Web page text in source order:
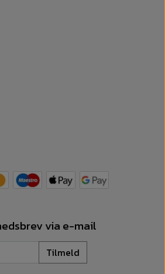
via e-mail
Tilmeld